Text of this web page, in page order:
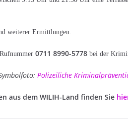
weiterer Ermittlungen.
Rufnummer0711 8990-5778 bei der
Polizeiliche
aus dem WILIH-Land finden Sie